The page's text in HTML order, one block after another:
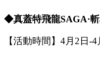
◆真蓋特飛龍SAGA·
【活動時間】 4月 2 日-4